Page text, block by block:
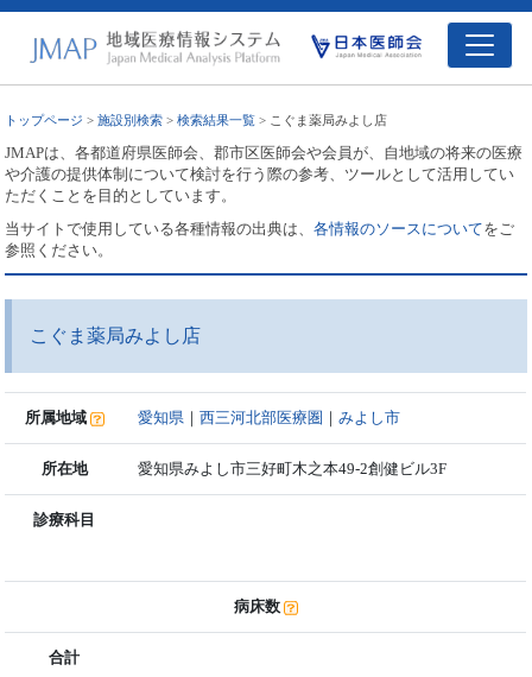
トップページ >施設別検索 >検索結果一覧 > こぐま薬局みよし店
JMAPは、各都道府県医師会、郡市区医師会や会員が、自地域の将来の医療
や介護の提供体制について検討を行う際の参考、ツールとして活用してい
ただくことを目的としています。
当サイトで使用している各種情報の出典は、各情報のソースについてをご
参照ください。
こぐま薬局みよし店
所属地域 愛知県 ｜西三河北部医療圏 ｜みよし市
所在地 愛知県みよし市三好町木之本49-2創健ビル3F
診療科目
病床数
合計